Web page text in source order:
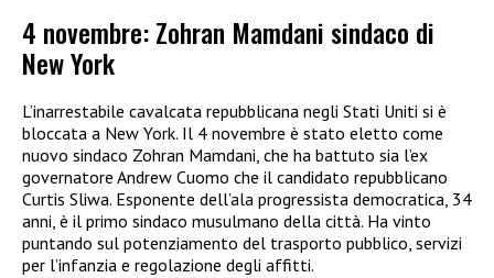
4 novembre: Zohran Mamdani sindaco di
New York
L’inarrestabile cavalcata repubblicana negli Stati Uniti si è
bloccata a New York. Il 4 novembre è stato eletto come
nuovo sindaco Zohran Mamdani, che ha battuto sia l’ex
governatore Andrew Cuomo che il candidato repubblicano
Curtis Sliwa. Esponente dell’ala progressista democratica, 34
anni, è il primo sindaco musulmano della città. Ha vinto
puntando sul potenziamento del trasporto pubblico, servizi
per l’infanzia e regolazione degli affitti.